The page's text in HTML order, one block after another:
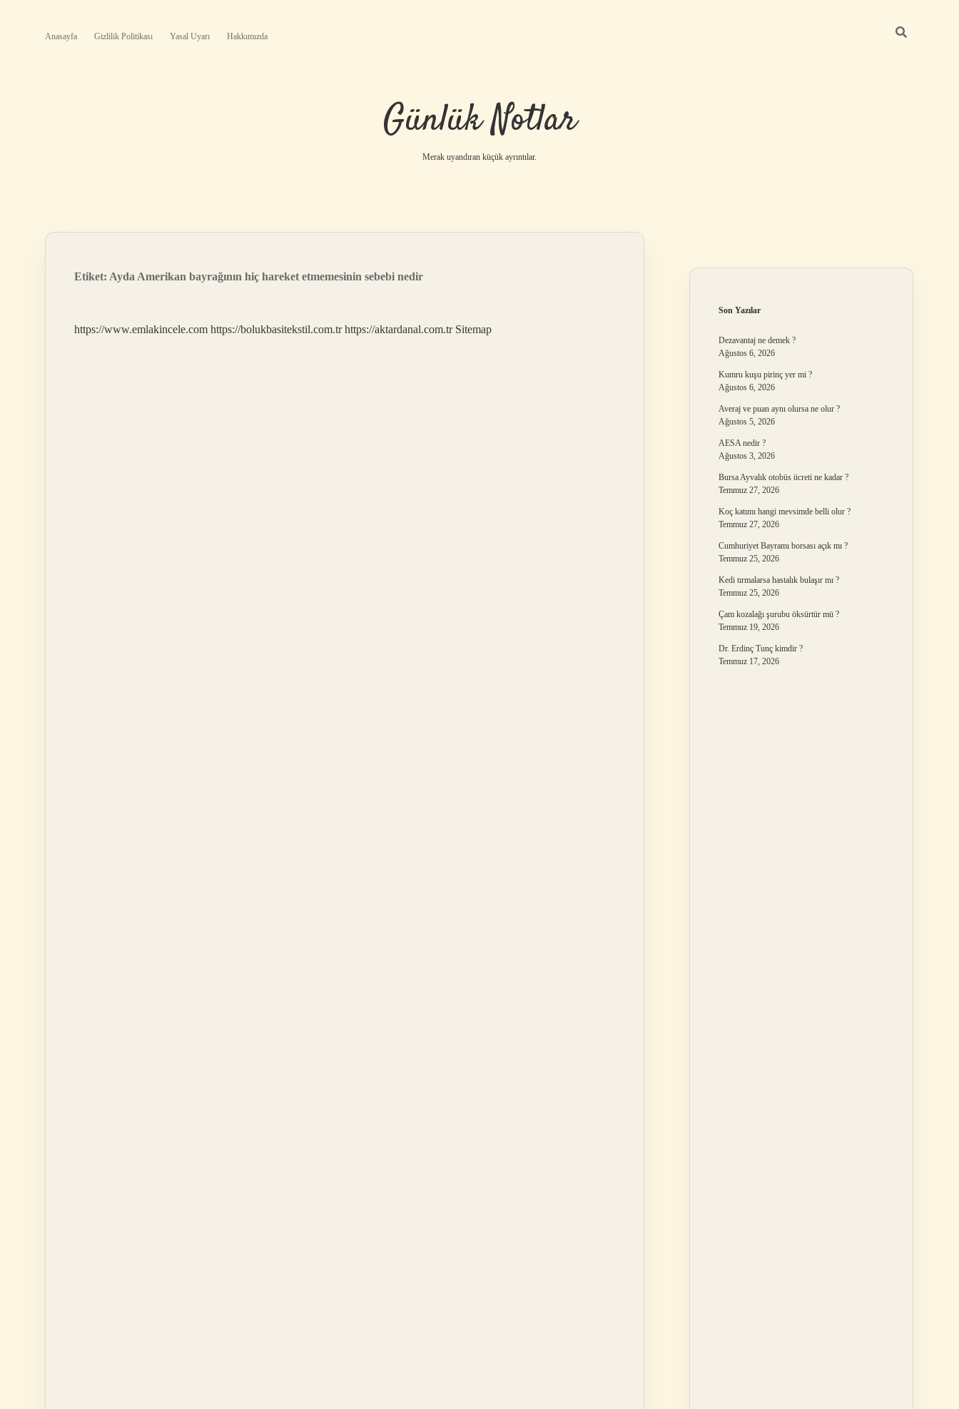
Anasayfa Gizlilik Politikası Yasal Uyarı Hakkımızda
Günlük Notlar
Merak uyandıran küçük ayrıntılar.
Etiket: Ayda Amerikan bayrağının hiç hareket etmemesinin sebebi nedir
https://www.emlakincele.com https://bolukbasitekstil.com.tr https://aktardanal.com.tr Sitemap
Son Yazılar
Dezavantaj ne demek ?
Ağustos 6, 2026
Kumru kuşu pirinç yer mi ?
Ağustos 6, 2026
Averaj ve puan aynı olursa ne olur ?
Ağustos 5, 2026
AESA nedir ?
Ağustos 3, 2026
Bursa Ayvalık otobüs ücreti ne kadar ?
Temmuz 27, 2026
Koç katımı hangi mevsimde belli olur ?
Temmuz 27, 2026
Cumhuriyet Bayramı borsası açık mı ?
Temmuz 25, 2026
Kedi tırmalarsa hastalık bulaşır mı ?
Temmuz 25, 2026
Çam kozalağı şurubu öksürtür mü ?
Temmuz 19, 2026
Dr. Erdinç Tunç kimdir ?
Temmuz 17, 2026